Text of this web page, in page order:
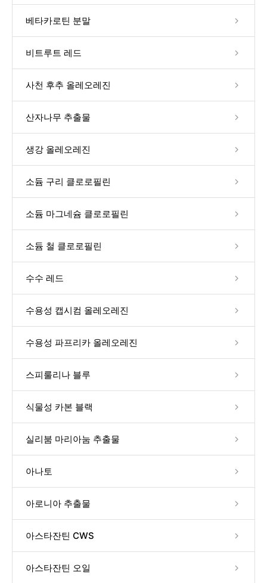
베타카로틴 분말
비트루트 레드
사천 후추 올레오레진
산자나무 추출물
생강 올레오레진
소듐 구리 클로로필린
소듐 마그네슘 클로로필린
소듐 철 클로로필린
수수 레드
수용성 캡시컴 올레오레진
수용성 파프리카 올레오레진
스피룰리나 블루
식물성 카본 블랙
실리붐 마리아눔 추출물
아나토
아로니아 추출물
아스타잔틴 CWS
아스타잔틴 오일